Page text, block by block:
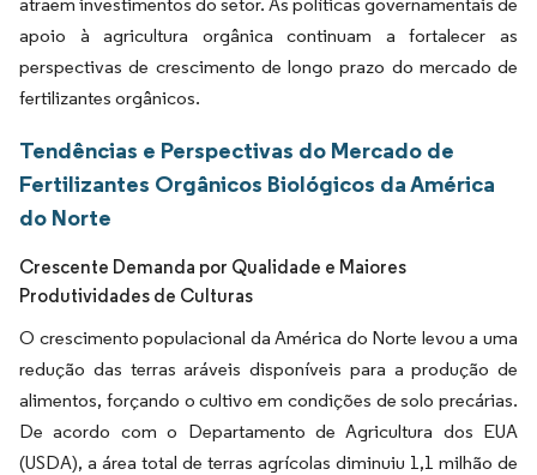
apoio à agricultura orgânica continuam a fortalecer as
perspectivas de crescimento de longo prazo do mercado de
fertilizantes orgânicos.
Tendências e Perspectivas do Mercado de
Fertilizantes Orgânicos Biológicos da América
do Norte
Crescente Demanda por Qualidade e Maiores
Produtividades de Culturas
O crescimento populacional da América do Norte levou a uma
redução das terras aráveis disponíveis para a produção de
alimentos, forçando o cultivo em condições de solo precárias.
De acordo com o Departamento de Agricultura dos EUA
(USDA), a área total de terras agrícolas diminuiu 1,1 milhão de